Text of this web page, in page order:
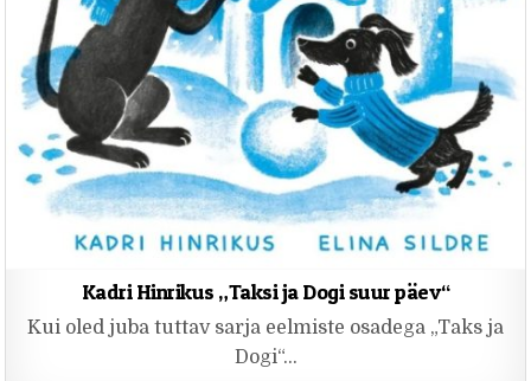
Kadri Hinrikus „Taksi ja Dogi suur päev“
Kui oled juba tuttav sarja eelmiste osadega „Taks ja
Dogi“…